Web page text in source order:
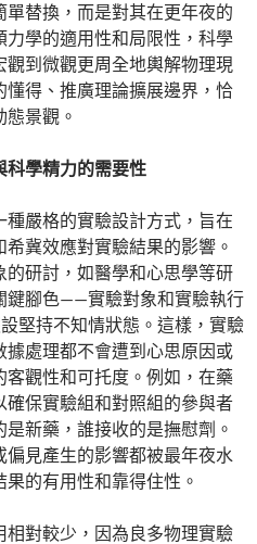
替換，而是對其在更年夜的
學的適用性和局限性，科學
到微觀更周全地輿解物理現
得、推廣理論擴展邊界，恰
景觀。
科學精力的需要性
嚴格的實驗設計方式，旨在
冀效應對實驗結果的影響。
研討，如醫學和心思學等研
鍵腳色——實驗對象和實驗執行
堅持不知情狀態。這樣，實驗
處理都不會遭到心思原因或
觀性和可托度。例如，在藥
保實驗組和對照組的參與者
新藥，誰接收的是撫慰劑。
見產生的影響都被最年夜水
的有用性和靠得住性。
對較少，因為良多物理實驗